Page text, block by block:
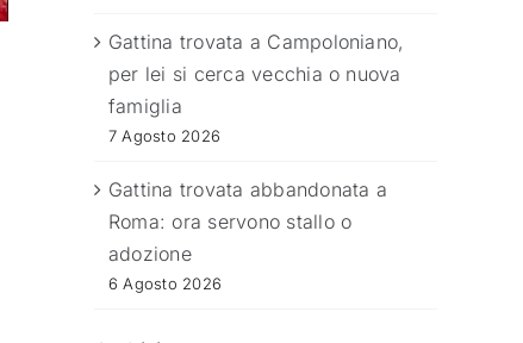
Gattina trovata a Campoloniano,
per lei si cerca vecchia o nuova
famiglia
7 Agosto 2026
Gattina trovata abbandonata a
Roma: ora servono stallo o
adozione
6 Agosto 2026